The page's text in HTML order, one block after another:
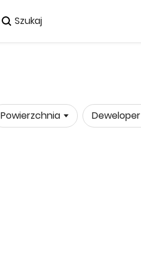
Szukaj
Powierzchnia Deweloper